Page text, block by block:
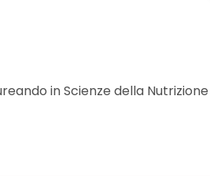
in Scienze della